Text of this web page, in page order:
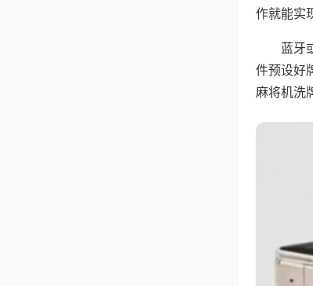
作就能实
蓝牙
件预设好
麻将机洗